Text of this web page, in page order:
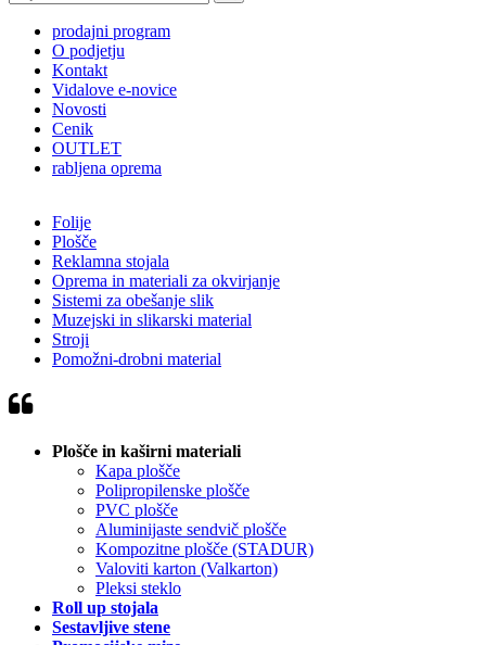
prodajni program
O podjetju
Kontakt
Vidalove e-novice
Novosti
Cenik
OUTLET
rabljena oprema
Folije
Plošče
Reklamna stojala
Oprema in materiali za okvirjanje
Sistemi za obešanje slik
Muzejski in slikarski material
Stroji
Pomožni-drobni material
Plošče in kaširni materiali
Kapa plošče
Polipropilenske plošče
PVC plošče
Aluminijaste sendvič plošče
Kompozitne plošče (STADUR)
Valoviti karton (Valkarton)
Pleksi steklo
Roll up stojala
Sestavljive stene